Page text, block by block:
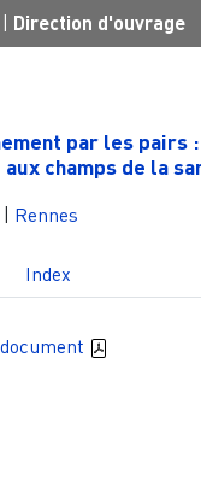
| Direction d'ouvrage
par les pairs
champs de la
Rennes
Index